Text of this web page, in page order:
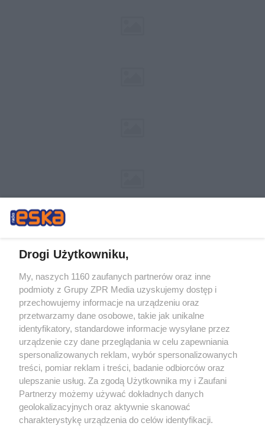
Żaden utwór zamieszczony w serwisie nie może być powielany i
rozpowszechniany lub dalej rozpowszechniany w jakikolwiek sposób (w
tym także elektroniczny lub mechaniczny) na jakimkolwiek polu
eksploatacji w jakiejkolwiek formie, włącznie z umieszczaniem w Internecie
bez pisemnej zgody właściciela praw. Jakiekolwiek użycie lub
wykorzystanie utworów w całości lub w części z naruszeniem prawa, tzn.
bez właściwej zgody, jest zabronione pod groźbą kary i może być ścigane
prawnie.
Drogi Użytkowniku,
My, naszych 1160 zaufanych partnerów oraz inne
podmioty z Grupy ZPR Media uzyskujemy dostęp i
przechowujemy informacje na urządzeniu oraz
przetwarzamy dane osobowe, takie jak unikalne
identyfikatory, standardowe informacje wysyłane przez
urządzenie czy dane przeglądania w celu zapewniania
spersonalizowanych reklam, wybór spersonalizowanych
treści, pomiar reklam i treści, badanie odbiorców oraz
ulepszanie usług. Za zgodą Użytkownika my i Zaufani
Partnerzy możemy używać dokładnych danych
geolokalizacyjnych oraz aktywnie skanować
charakterystykę urządzenia do celów identyfikacji.